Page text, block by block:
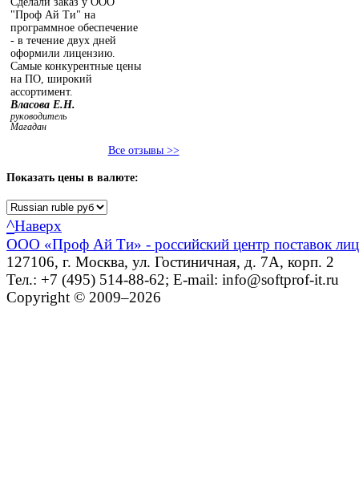
"Проф Ай Ти" на
программное обеспечение
- в течение двух дней
оформили лицензию.
Самые конкурентные цены
на ПО, широкий
ассортимент.
Власова Е.Н.
руководитель
Магадан
Все отзывы >>
Показать цены в валюте:
^Наверх
ООО «Проф Ай Ти» - российский центр поставок
127106, г. Москва, ул. Гостиничная, д. 7А, корп. 2
Тел.: +7 (495) 514-88-62; E-mail: info@softprof-it.ru
Copyright © 2009–2026